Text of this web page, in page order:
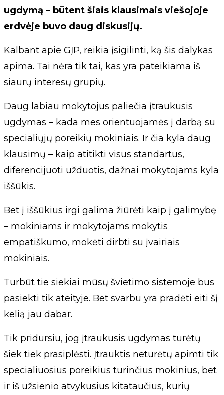
ugdymą – būtent šiais klausimais viešojoje
erdvėje buvo daug diskusijų.
Kalbant apie GĮP, reikia įsigilinti, ką šis dalykas
apima. Tai nėra tik tai, kas yra pateikiama iš
siaurų interesų grupių.
Daug labiau mokytojus paliečia įtraukusis
ugdymas – kada mes orientuojamės į darbą su
specialiųjų poreikių mokiniais. Ir čia kyla daug
klausimų – kaip atitikti visus standartus,
diferencijuoti užduotis, dažnai mokytojams kyla
iššūkis.
Bet į iššūkius irgi galima žiūrėti kaip į galimybę
– mokiniams ir mokytojams mokytis
empatiškumo, mokėti dirbti su įvairiais
mokiniais.
Turbūt tie siekiai mūsų švietimo sistemoje bus
pasiekti tik ateityje. Bet svarbu yra pradėti eiti šį
kelią jau dabar.
Tik pridursiu, jog įtraukusis ugdymas turėtų
šiek tiek prasiplėsti. Įtrauktis neturėtų apimti tik
specialiuosius poreikius turinčius mokinius, bet
ir iš užsienio atvykusius kitataučius, kurių